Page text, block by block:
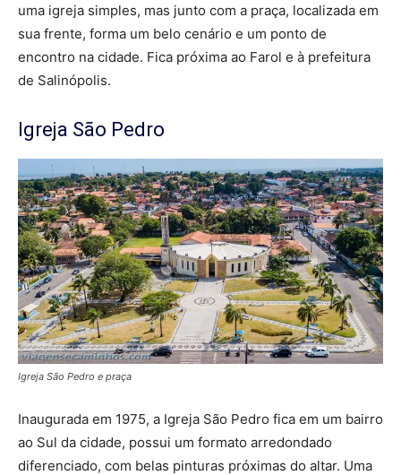
uma igreja simples, mas junto com a praça, localizada em
sua frente, forma um belo cenário e um ponto de
encontro na cidade. Fica próxima ao Farol e à prefeitura
de Salinópolis.
Igreja São Pedro
Igreja São Pedro e praça
Inaugurada em 1975, a Igreja São Pedro fica em um bairro
ao Sul da cidade, possui um formato arredondado
diferenciado, com belas pinturas próximas do altar. Uma